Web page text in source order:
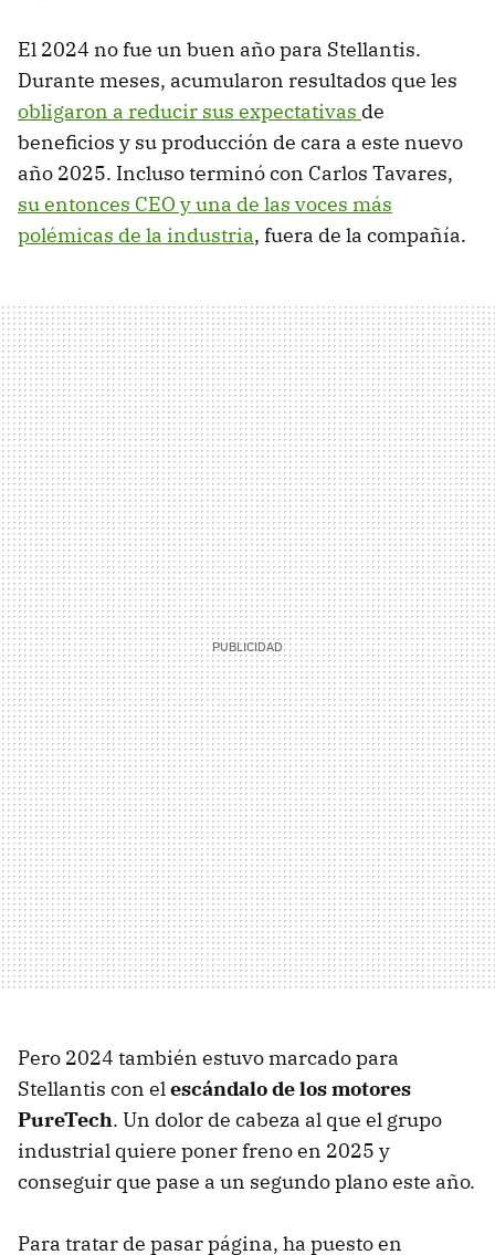
El 2024 no fue un buen año para Stellantis.
Durante meses, acumularon resultados que les
obligaron a reducir sus expectativas de
beneficios y su producción de cara a este nuevo
año 2025. Incluso terminó con Carlos Tavares,
su entonces CEO y una de las voces más
polémicas de la industria, fuera de la compañía.
Pero 2024 también estuvo marcado para
Stellantis con elescándalo de los motores
PureTech. Un dolor de cabeza al que el grupo
industrial quiere poner freno en 2025 y
conseguir que pase a un segundo plano este año.
Para tratar de pasar página, ha puesto en